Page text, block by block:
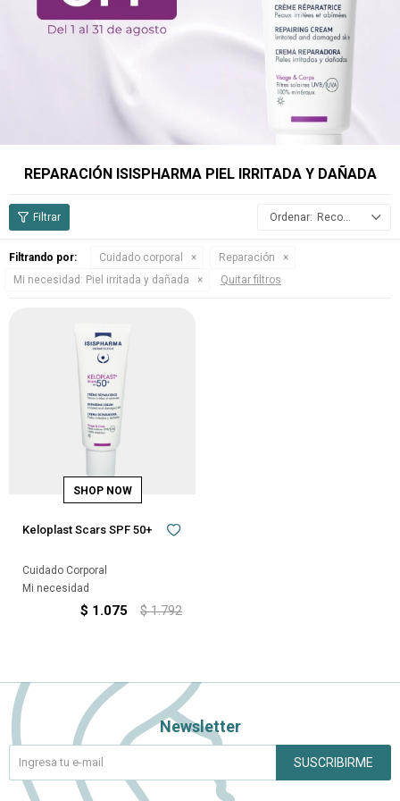
REPARACIÓN ISISPHARMA PIEL IRRITADA Y DAÑADA
Recomendados
Filtrando por: Cuidado corporal
Reparación
Mi necesidad: Piel irritada y dañada Quitar filtros
Keloplast Scars SPF 50+
Cuidado Corporal
Mi necesidad
$ 1.075 $ 1.792
Newsletter
SUSCRIBIRME